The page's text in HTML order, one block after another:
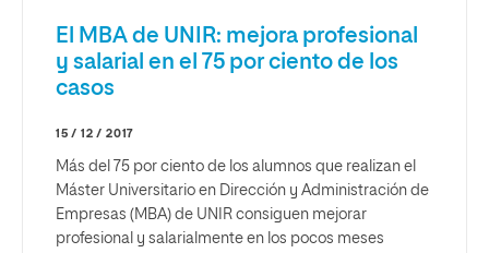
El MBA de UNIR: mejora profesional
y salarial en el 75 por ciento de los
casos
15 / 12 / 2017
Más del 75 por ciento de los alumnos que realizan el
Máster Universitario en Dirección y Administración de
Empresas (MBA) de UNIR consiguen mejorar
profesional y salarialmente en los pocos meses